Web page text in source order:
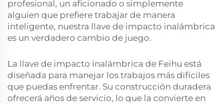
profesional, un aficionado o simplemente
alguien que prefiere trabajar de manera
inteligente, nuestra llave de impacto inalámbrica
es un verdadero cambio de juego.
La llave de impacto inalámbrica de Feihu está
diseñada para manejar los trabajos más difíciles
que puedas enfrentar. Su construcción duradera
ofrecerá años de servicio, lo que la convierte en